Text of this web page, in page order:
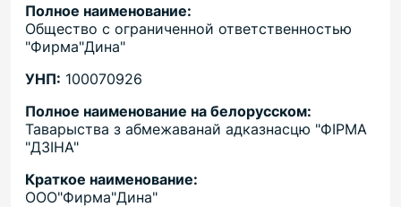
Полное наименование:
Общество с ограниченной ответственностью
"Фирма"Дина"
УНП: 100070926
Полное наименование на белорусском:
Таварыства з абмежаванай адказнасцю "ФIРМА
"ДЗIНА"
Краткое наименование:
ООО"Фирма"Дина"